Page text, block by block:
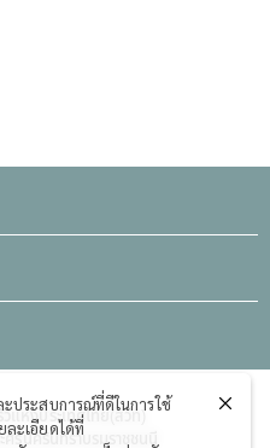
แห่งประเทศไทย(สวท)
ศรีนครินทราบรมราชชนนี
ประสบการณ์ที่ดีในการใช้
ะเอียดได้ที่